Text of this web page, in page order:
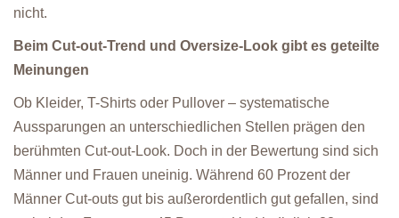
nicht.
Beim Cut-out-Trend und Oversize-Look gibt es geteilte
Meinungen
Ob Kleider, T-Shirts oder Pullover – systematische
Aussparungen an unterschiedlichen Stellen prägen den
berühmten Cut-out-Look. Doch in der Bewertung sind sich
Männer und Frauen uneinig. Während 60 Prozent der
Männer Cut-outs gut bis außerordentlich gut gefallen, sind